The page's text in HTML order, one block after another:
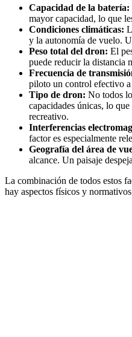
Capacidad de la batería:
mayor capacidad, lo que
Condiciones climáticas:
y la autonomía de vuelo.
Peso total del dron: El
puede reducir la distancia
Frecuencia de
piloto un control efectivo a
Tipo de dron: No todos
capacidades únicas, lo
recreativo.
Interferencias
factor es especialmente
Geografía del área de
alcance. Un paisaje
La combinación de todos estos
hay aspectos físicos y